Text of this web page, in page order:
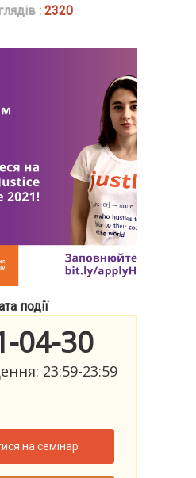
:2320
події
04-30
23:59-23:59
на семінар